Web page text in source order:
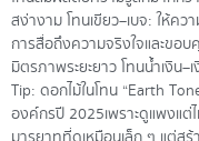
สง่างาม โทนเขียว–เบจ: ให้ค
การสื่อถึงความจริงใจและขอ
มิตรภาพระยะยาว โทนน้ำเงิน
Tip: ดอกไม้ในโทน “Earth
องค์กรปี 2025เพราะดูแพงแต่